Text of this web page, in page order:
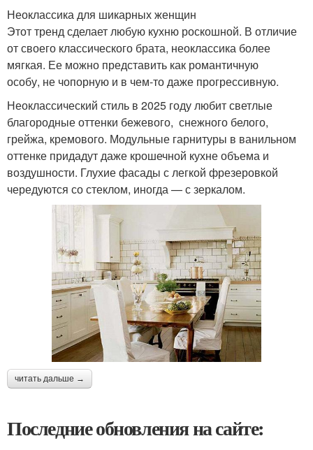
Неоклассика для шикарных женщин
Этот тренд сделает любую кухню роскошной. В отличие
от своего классического брата, неоклассика более
мягкая. Ее можно представить как романтичную
особу, не чопорную и в чем-то даже прогрессивную.
Неоклассический стиль в 2025 году любит светлые
благородные оттенки бежевого, снежного белого,
грейжа, кремового. Модульные гарнитуры в ванильном
оттенке придадут даже крошечной кухне объема и
воздушности. Глухие фасады с легкой фрезеровкой
чередуются со стеклом, иногда — с зеркалом.
читать дальше →
Последние обновления на сайте: